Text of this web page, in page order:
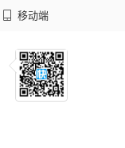
移动端